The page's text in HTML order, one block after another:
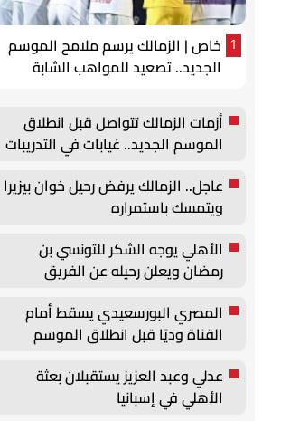
1
خاص | الزمالك يرسم ملامح الموسم
الجديد.. تصعيد للمواهب الشابة
أزمات الزمالك تتواصل قبل انطلاق
الموسم الجديد.. غيابات في التدريبات
عاجل.. الزمالك يرفض رحيل خوان بيزيرا
ويتمسك باستمراره
الأهلي يوجه الشكر للتونسي بن
رمضان ويعلن رحيله عن الفريق
المصري البورسعيدي يسقط أمام
القناة وديًا قبل انطلاق الموسم
عدلي وعبد العزيز يستقبلان بعثة
الأهلي في إسبانيا